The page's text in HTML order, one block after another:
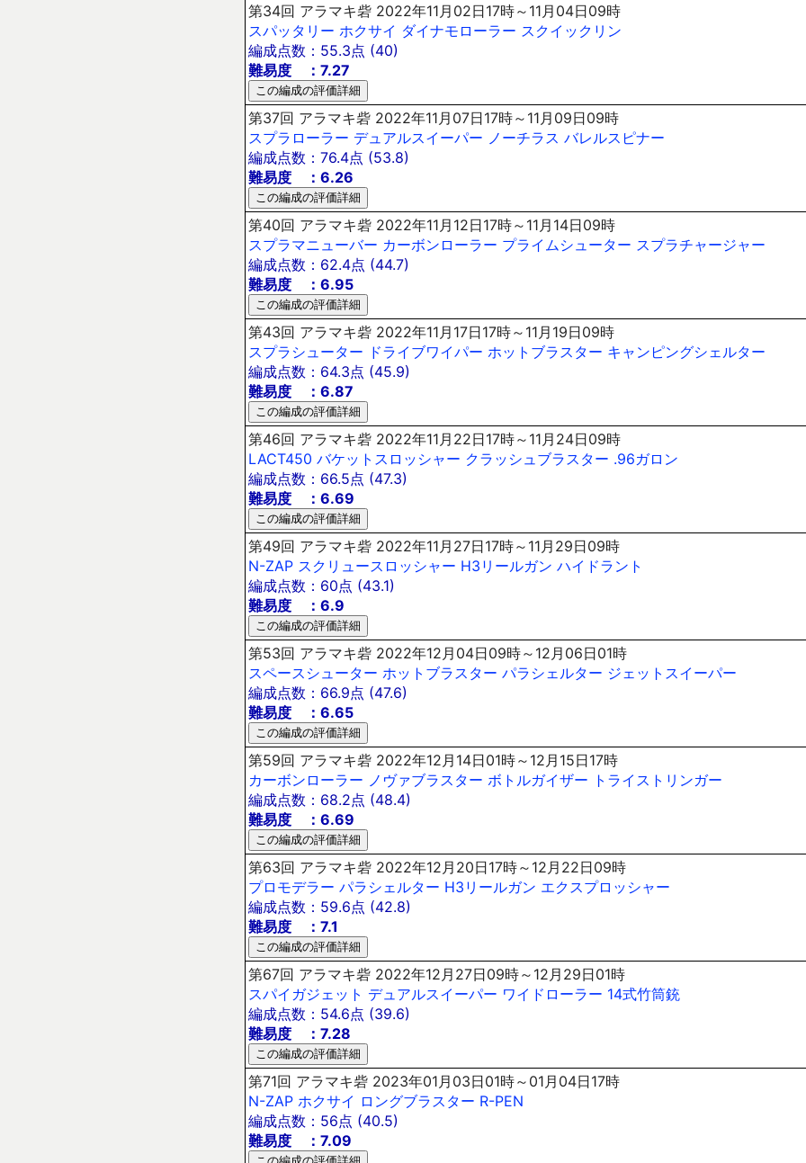
第34回 アラマキ砦 2022年11月02日17時～11月04日09時
スパッタリー ホクサイ ダイナモローラー スクイックリン
編成点数：55.3点 (40)
難易度 ：7.27
第37回 アラマキ砦 2022年11月07日17時～11月09日09時
スプラローラー デュアルスイーパー ノーチラス バレルスピナー
編成点数：76.4点 (53.8)
難易度 ：6.26
第40回 アラマキ砦 2022年11月12日17時～11月14日09時
スプラマニューバー カーボンローラー プライムシューター スプラチャージャー
編成点数：62.4点 (44.7)
難易度 ：6.95
第43回 アラマキ砦 2022年11月17日17時～11月19日09時
スプラシューター ドライブワイパー ホットブラスター キャンピングシェルター
編成点数：64.3点 (45.9)
難易度 ：6.87
第46回 アラマキ砦 2022年11月22日17時～11月24日09時
LACT450 バケットスロッシャー クラッシュブラスター .96ガロン
編成点数：66.5点 (47.3)
難易度 ：6.69
第49回 アラマキ砦 2022年11月27日17時～11月29日09時
N-ZAP スクリュースロッシャー H3リールガン ハイドラント
編成点数：60点 (43.1)
難易度 ：6.9
第53回 アラマキ砦 2022年12月04日09時～12月06日01時
スペースシューター ホットブラスター パラシェルター ジェットスイーパー
編成点数：66.9点 (47.6)
難易度 ：6.65
第59回 アラマキ砦 2022年12月14日01時～12月15日17時
カーボンローラー ノヴァブラスター ボトルガイザー トライストリンガー
編成点数：68.2点 (48.4)
難易度 ：6.69
第63回 アラマキ砦 2022年12月20日17時～12月22日09時
プロモデラー パラシェルター H3リールガン エクスプロッシャー
編成点数：59.6点 (42.8)
難易度 ：7.1
第67回 アラマキ砦 2022年12月27日09時～12月29日01時
スパイガジェット デュアルスイーパー ワイドローラー 14式竹筒銃
編成点数：54.6点 (39.6)
難易度 ：7.28
第71回 アラマキ砦 2023年01月03日01時～01月04日17時
N-ZAP ホクサイ ロングブラスター R-PEN
編成点数：56点 (40.5)
難易度 ：7.09